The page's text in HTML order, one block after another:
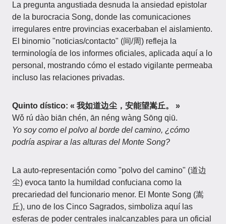
La pregunta angustiada desnuda la ansiedad epistolar
de la burocracia Song, donde las comunicaciones
irregulares entre provincias exacerbaban el aislamiento.
El binomio "noticias/contacto" (间/周) refleja la
terminología de los informes oficiales, aplicada aquí a lo
personal, mostrando cómo el estado vigilante permeaba
incluso las relaciones privadas.
Quinto dístico: « 我如道边尘，安能望嵩丘。 »
Wǒ rú dào biān chén, ān néng wàng Sōng qiū.
Yo soy como el polvo al borde del camino, ¿cómo
podría aspirar a las alturas del Monte Song?
La auto-representación como "polvo del camino" (道边
尘) evoca tanto la humildad confuciana como la
precariedad del funcionario menor. El Monte Song (嵩
丘), uno de los Cinco Sagrados, simboliza aquí las
esferas de poder centrales inalcanzables para un oficial